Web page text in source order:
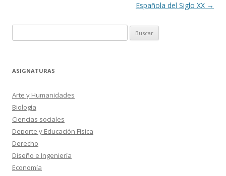
Española del Siglo XX →
ASIGNATURAS
Arte y Humanidades
Biología
Ciencias sociales
Deporte y Educación Física
Derecho
Diseño e Ingeniería
Economía